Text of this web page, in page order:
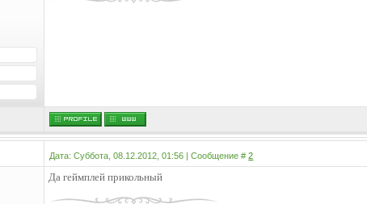
Дата: Суббота, 08.12.2012, 01:56 | Сообщение #2
Да геймплей прикольный